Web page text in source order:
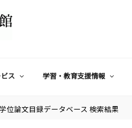
ス 学習・教育支援情報
位論文目録データベース 検索結果